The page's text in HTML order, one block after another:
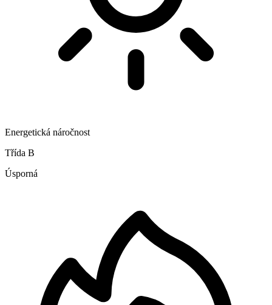
Energetická náročnost
Třída B
Úsporná